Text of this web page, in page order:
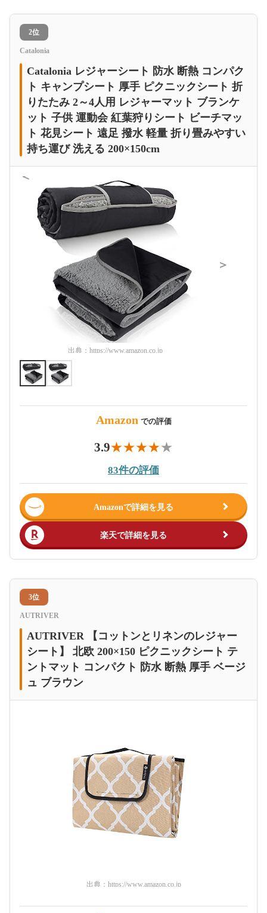
2位
Catalonia
Catalonia レジャーシート 防水 断熱 コンパク
ト キャンプシート 厚手 ピクニックシート 折
りたたみ 2～4人用 レジャーマット ブランケ
ット 子供 運動会 紅葉狩りシート ビーチマッ
ト 花見シート 遠足 撥水 軽量 折り畳みやすい
持ち運び 洗える 200×150cm
＜
出典： https://www.amazon.co.jp
＞
Amazon での評価
3.9
83件の評価
Amazonで詳細を見る
楽天で詳細を見る
3位
AUTRIVER
AUTRIVER 【コットンとリネンのレジャー
シート】 北欧 200×150 ピクニックシート テ
ントマット コンパクト 防水 断熱 厚手 ベージ
ュ ブラウン
出典： https://www.amazon.co.jp